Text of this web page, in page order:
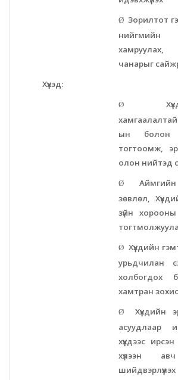
Орхон аймаг дахь Захиргааны
Орхон аймаг дахь Сум дундын
анхан шатны шүүх
Цэцэрлэгжүүлэлт ногоон
Сум дундын ойн анги
Нийтлэг үйлчилгээний алба
Хот байгуулалт, барилга
Сэлэнгэ голын сав газрын захиргаа
Орхон аймаг дахь Эрүүл мэндийн
Ø Зорилтот
нийгмийн
чанарыг
Хүүхэд:
Ø
ын болон
тогтоомж,
олон нийтэд
Ø
зөвлөл,
зүйн
Ø Хүүхдийн
урьдчилан
холбогдох
хамтран
Ø
Хүүхдийн
асуудлаар
хүүхдээс
хүлээн
шийдвэрлүүлэх